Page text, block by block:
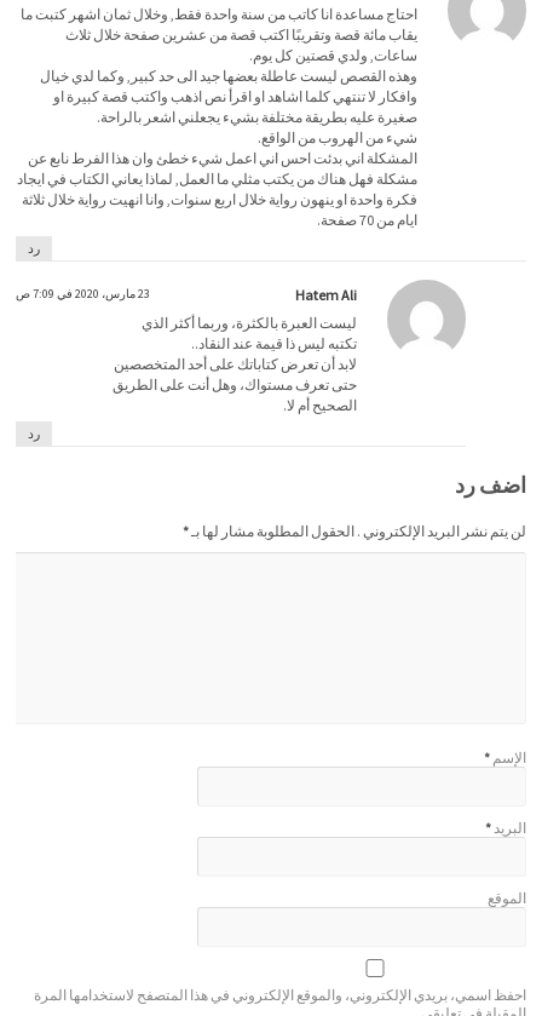
احتاج مساعدة انا كاتب من سنة واحدة فقط, وخلال ثمان اشهر كتبت ما
يقاب مائة قصة وتقريبًا اكتب قصة من عشرين صفحة خلال ثلاث
ساعات, ولدي قصتين كل يوم.
وهذه القصص ليست عاطلة بعضها جيد الى حد كبير, وكما لدي خيال
وافكار لا تنتهي كلما اشاهد او اقرأ نص اذهب واكتب قصة كبيرة او
صغيرة عليه بطريقة مختلفة بشيء يجعلني اشعر بالراحة.
شيء من الهروب من الواقع.
المشكلة اني بدئت احس اني اعمل شيء خطئ وان هذا الفرط نابع عن
مشكلة فهل هناك من يكتب مثلي ما العمل, لماذا يعاني الكتاب في ايجاد
فكرة واحدة او ينهون رواية خلال اربع سنوات, وانا انهيت رواية خلال ثلاثة
ايام من 70 صفحة.
رد
Hatem Ali 23 مارس، 2020 في 7:09 ص
ليست العبرة بالكثرة، وربما أكثر الذي
تكتبه ليس ذا قيمة عند النقاد..
لابد أن تعرض كتاباتك على أحد المتخصصين
حتى تعرف مستواك، وهل أنت على الطريق
الصحيح أم لا.
رد
اضف رد
لن يتم نشر البريد الإلكتروني . الحقول المطلوبة مشار لها بـ*
الإسم *
البريد*
الموقع
احفظ اسمي، بريدي الإلكتروني، والموقع الإلكتروني في هذا المتصفح لاستخدامها المرة